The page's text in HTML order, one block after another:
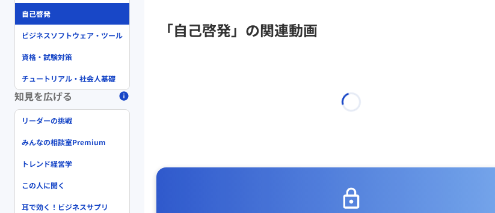
「自己啓発」の関連動画
自己啓発
ビジネスソフトウェア・ツール
資格・試験対策
チュートリアル・社会人基礎
知見を広げる
リーダーの挑戦
みんなの相談室Premium
トレンド経営学
この人に聞く
耳で効く！ビジネスサプリ